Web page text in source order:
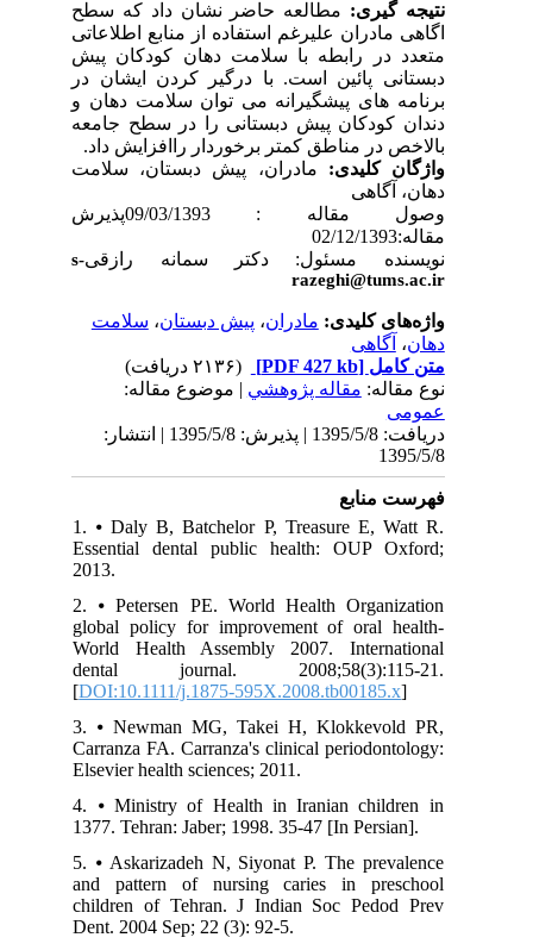
نتیجه گیری:مطالعه حاضر نشان داد که سطح
اگاهی مادران علیرغم استفاده از منابع اطلاعاتی
متعدد در رابطه با سلامت دهان کودکان پیش
دبستانی پائین است. با درگیر کردن ایشان در
برنامه های پیشگیرانه می توان سلامت دهان و
دندان کودکان پیش دبستانی را در سطح جامعه
بالاخص در مناطق کمتر برخوردار راافزایش داد.
واژگان کلیدی:مادران، پیش دبستان، سلامت
دهان، آگاهی
وصول مقاله : 09/03/1393پذیرش
مقاله:02/12/1393
نویسنده مسئول:
دکتر سمانه رازقیs-
razeghi@tums.ac.ir
واژه‌های کلیدی:مادران ،پیش دبستان،سلامت
دهان،آگاهی
متن کامل[PDF 427 kb]
نوع مقاله:مقاله پژوهشي| موضوع مقاله:
عمومى
دریافت: 1395/5/8 | پذیرش: 1395/5/8 | انتشار:
1395/5/8
فهرست منابع
1. ⦁ Daly B, Batchelor P, Treasure E, Watt R.
Essential dental public health: OUP Oxford;
2013.
2. ⦁ Petersen PE. World Health Organization
global policy for improvement of oral health‐
World Health Assembly 2007. International
dental journal. 2008;58(3):115-21.
[DOI:10.1111/j.1875-595X.2008.tb00185.x
3. ⦁ Newman MG, Takei H, Klokkevold PR,
Carranza FA. Carranza's clinical periodontology:
Elsevier health sciences; 2011.
4. ⦁ Ministry of Health in Iranian children in
1377. Tehran: Jaber; 1998. 35-47 [In Persian].
5. ⦁ Askarizadeh N, Siyonat P. The prevalence
and pattern of nursing caries in preschool
children of Tehran. J Indian Soc Pedod Prev
Dent. 2004 Sep; 22 (3): 92-5.